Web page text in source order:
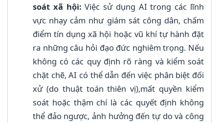
soát xã hội: Việc sử dụng AI trong các lĩnh
vực nhạy cảm như giám sát công dân, chấm
điểm tín dụng xã hội hoặc vũ khí tự hành đặt
ra những câu hỏi đạo đức nghiêm trọng. Nếu
không có các quy định rõ ràng và kiểm soát
chặt chẽ, AI có thể dẫn đến việc phân biệt đối
xử (do thuật toán thiên vị),mất quyền kiểm
soát hoặc thậm chí là các quyết định không
thể đảo ngược, ảnh hưởng đến tự do và công